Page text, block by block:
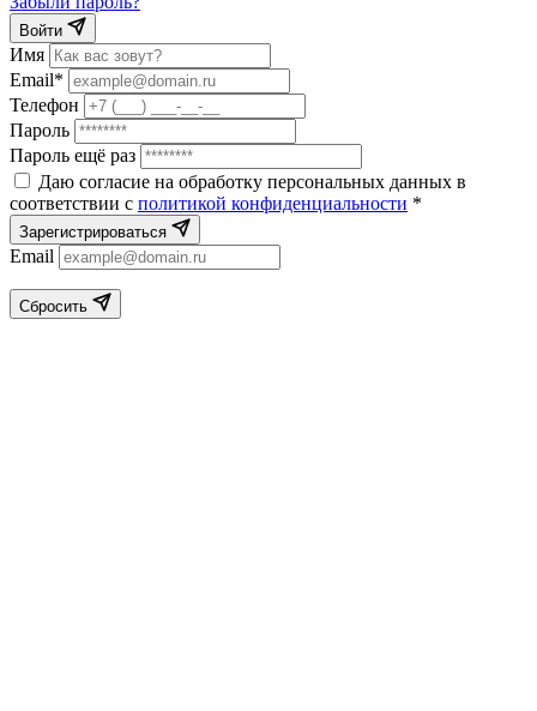
Войти
Имя
Email*
Телефон
Пароль
Пароль ещё раз
Даю согласие на обработку персональных данных в
соответствии с политикой конфиденциальности *
Зарегистрироваться
Email
Сбросить